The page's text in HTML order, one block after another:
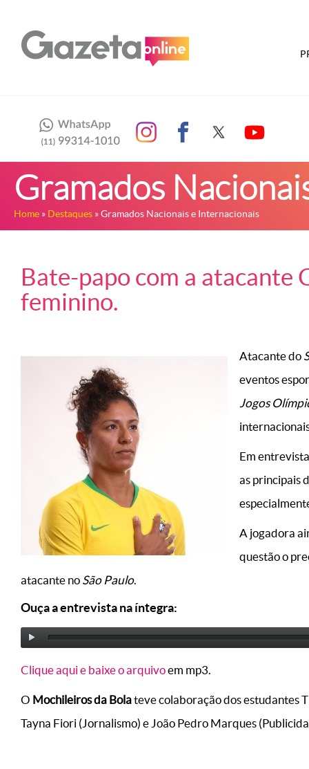
Gramados
Home » Destaques » Gramados Nacionais e Internacionais
Bate-papo com a atacante
feminino.
Atacante do
eventos
Jogos
Em
as principais
A jogadora
questão o
atacante no São Paulo.
Ouça a entrevista na íntegra:
Clique aqui e baixe o arquivoem mp3.
O Mochileiros da Bolateve colaboração dos estudantes
Tayna Fiori (Jornalismo) e João Pedro Marques